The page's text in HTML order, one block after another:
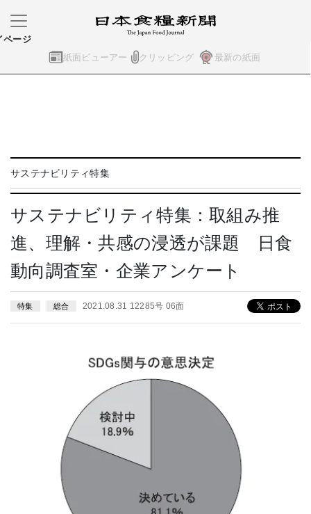
紙面ビューアー クリッピング 最新の紙面
ページ
サステナビリティ特集
サステナビリティ特集：取組み推
進、理解・共感の浸透が課題 日食
動向調査室・企業アンケート
特集 総合 2021.08.31 12285号 06面